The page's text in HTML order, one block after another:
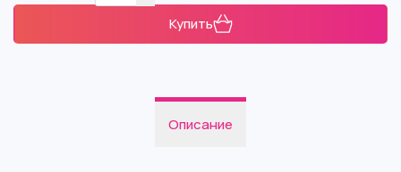
Купить
Описание